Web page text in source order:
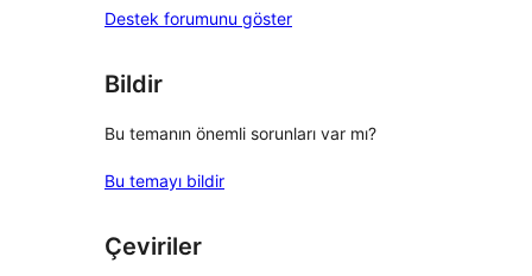
Destek forumunu göster
Bildir
Bu temanın önemli sorunları var mı?
Bu temayı bildir
Çeviriler